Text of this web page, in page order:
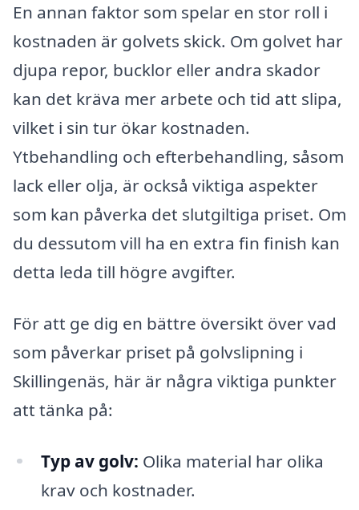
En annan faktor som spelar en stor roll i
kostnaden är golvets skick. Om golvet har
djupa repor, bucklor eller andra skador
kan det kräva mer arbete och tid att slipa,
vilket i sin tur ökar kostnaden.
Ytbehandling och efterbehandling, såsom
lack eller olja, är också viktiga aspekter
som kan påverka det slutgiltiga priset. Om
du dessutom vill ha en extra fin finish kan
detta leda till högre avgifter.
För att ge dig en bättre översikt över vad
som påverkar priset på golvslipning i
Skillingenäs, här är några viktiga punkter
att tänka på:
Typ av golv: Olika material har olika
krav och kostnader.